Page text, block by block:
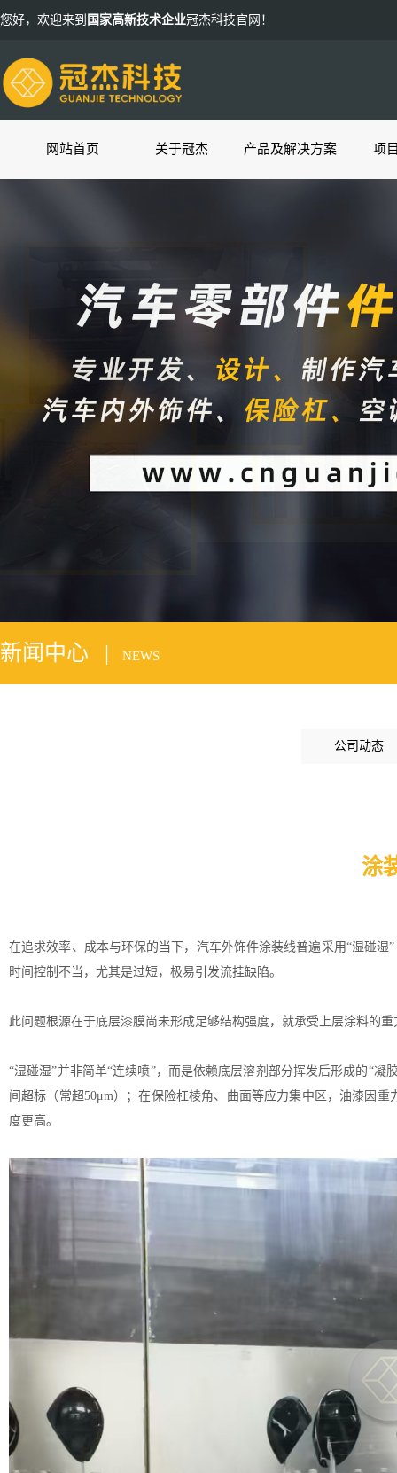
您好，欢迎来到 国家高新技术企业冠杰科技官网！
网站首页 关于冠杰 产品及解决方案 项
新闻中心 | NEWS
公司动态
涂
在追求效率、成本与环保的当下，汽车外饰件涂装线普遍采用“湿碰湿
时间控制不当，尤其是过短，极易引发流挂缺陷。
此问题根源在于底层漆膜尚未形成足够结构强度，就承受上层涂料的重
“湿碰湿”并非简单“连续喷”，而是依赖底层溶剂部分挥发后形成的“
间超标（常超50μm）；在保险杠棱角、曲面等应力集中区，油漆因
度更高。